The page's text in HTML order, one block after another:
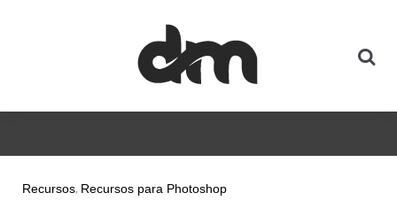
Recursos Recursos para Photoshop